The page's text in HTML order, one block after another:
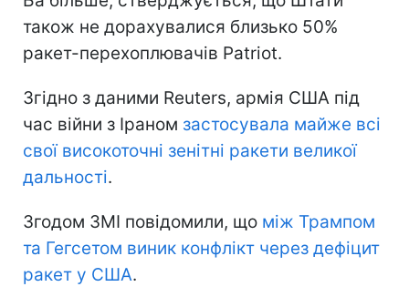
також не дорахувалися близько 50%
ракет-перехоплювачів Patriot.
Згідно з даними Reuters, армія США під
час війни з Іраном застосувала майже всі
свої високоточні зенітні ракети великої
дальності.
Згодом ЗМІ повідомили, що між Трампом
та Гегсетом виник конфлікт через дефіцит
ракет у США.